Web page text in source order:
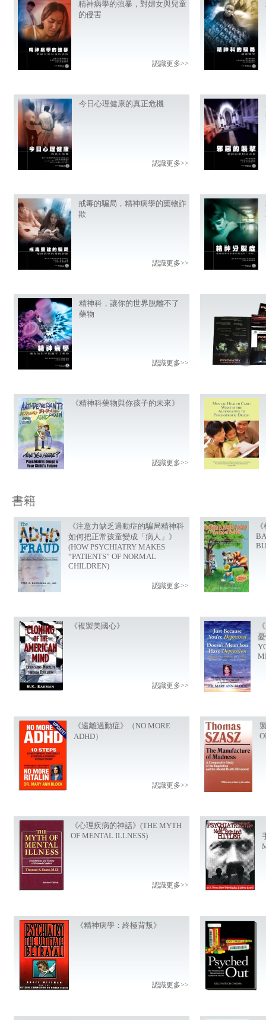
精神病學的強暴，對婦女與兒童
的侵害
認識更多>>
今日心理健康的真正危機
認識更多>>
戒毒的騙局，精神病學的藥物詐
欺
認識更多>>
精神科，讓你的世界脫離不了
藥物
認識更多>>
《精神科藥物與你孩子的未來》
認識更多>>
書籍
《注意力缺乏過動症的騙局精神科
如何把正常孩童變成「病人」》
(HOW PSYCHIATRY MAKES
“PATIENTS” OF NORMAL
CHILDREN)
認識更多>>
《複製美國心》
認識更多>>
《遠離過動症》（NO MORE
ADHD）
認識更多>>
《心理疾病的神話》(THE MYTH
OF MENTAL ILLNESS)
認識更多>>
《精神病學：終極背叛》
認識更多>>